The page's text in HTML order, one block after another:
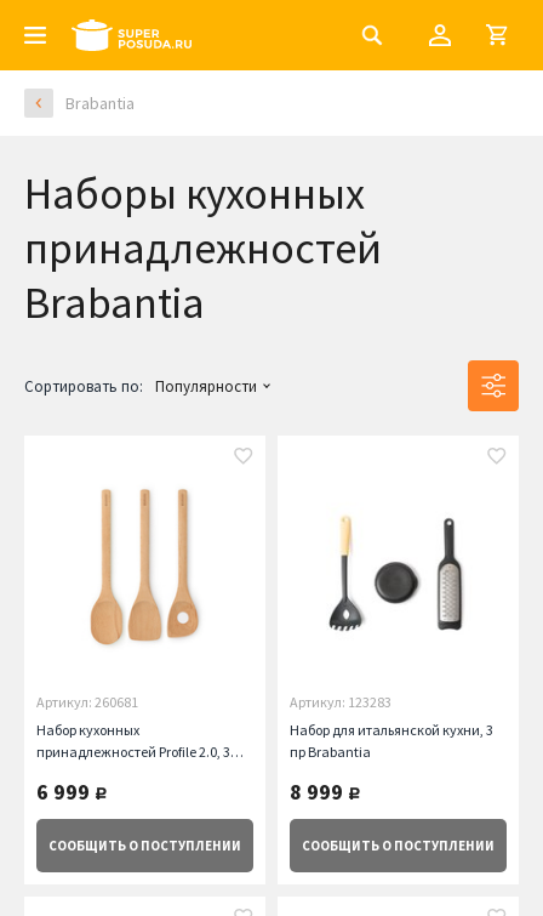
Brabantia
Наборы кухонных
принадлежностей
Brabantia
Сортировать по: Популярности
Артикул: 260681
Набор кухонных
принадлежностей Profile 2.0, 3
6 999 руб.
СООБЩИТЬ О ПОСТУПЛЕНИИ
Артикул: 123283
Набор для итальянской кухни, 3
пр Brabantia
8 999 руб.
СООБЩИТЬ О ПОСТУПЛЕНИИ